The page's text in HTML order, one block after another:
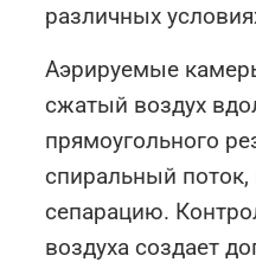
различных
Аэрируемые
сжатый воздух
прямоугольного
спиральный
сепарацию.
воздуха создает